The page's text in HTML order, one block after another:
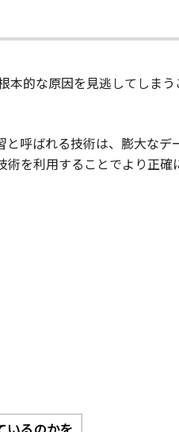
的な原因を見逃してしま
呼ばれる技術は、膨大なデ
を利用することでより正確